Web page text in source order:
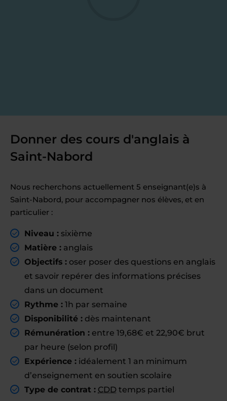
Donner des cours d'anglais à
Saint-Nabord
Nous recherchons actuellement 5 enseignant(e)s à
Saint-Nabord, pour accompagner nos élèves, et en
particulier :
Niveau : sixième
Matière : anglais
Objectifs : oser poser des questions en anglais
et savoir repérer des informations précises
dans un document
Rythme : 1h par semaine
Disponibilité : dès maintenant
Rémunération : entre 19,68€ et 22,90€ brut
par heure (selon profil)
Expérience : idéalement 1 an minimum
d’enseignement en soutien scolaire
Type de contrat : CDD temps partiel